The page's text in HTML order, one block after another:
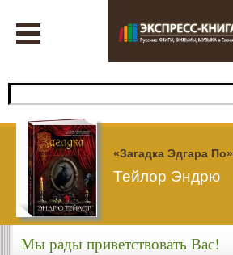
«Загадка Эдгара По»
Тейлор Эндрю
Мы рады приветствовать Вас!